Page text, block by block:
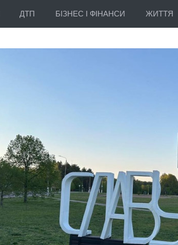
ДТП БІЗНЕС І ФІНАНСИ ЖИТТЯ